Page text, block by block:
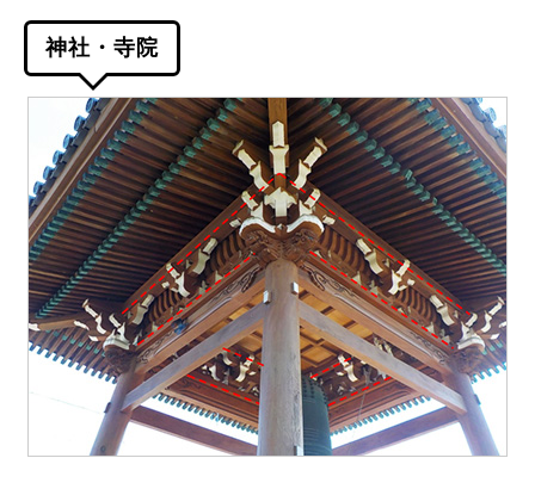
神社・寺院